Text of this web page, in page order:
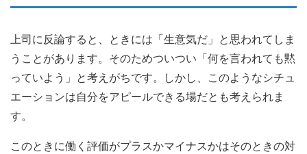
上司に反論すると、ときには「生意気だ」と思われてしま
うことがあります。そのためついつい「何を言われても黙
っていよう」と考えがちです。しかし、このようなシチュ
エーションは自分をアピールできる場だとも考えられま
す。
このときに働く評価がプラスかマイナスかはそのときの対